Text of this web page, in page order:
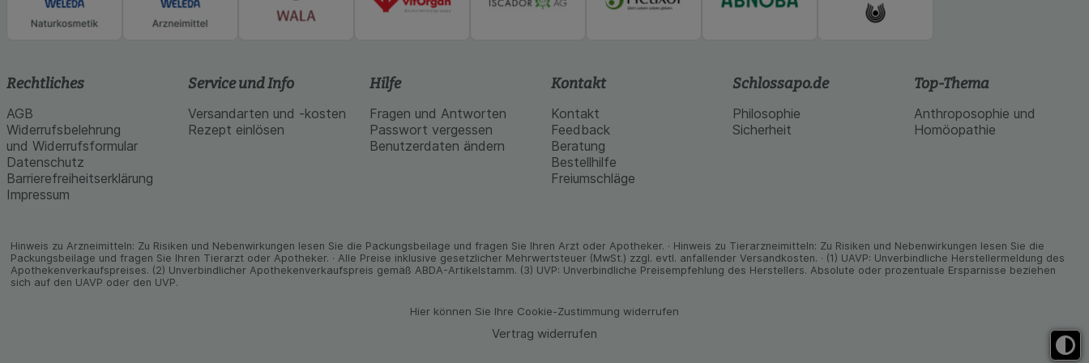
Rechtliches
AGB
Widerrufsbelehrung
und Widerrufsformular
Datenschutz
Barrierefreiheitserklärung
Impressum
Service und Info
Versandarten und -kosten
Rezept einlösen
Hilfe
Fragen und Antworten
Passwort vergessen
Benutzerdaten ändern
Kontakt
Kontakt
Feedback
Beratung
Bestellhilfe
Freiumschläge
Schlossapo.de
Philosophie
Sicherheit
Top-Thema
Anthroposophie und
Homöopathie
Hinweis zu Arzneimitteln: Zu Risiken und Neben­wirkungen lesen Sie die Packungs­beilage und fragen Sie Ihren Arzt oder Apo­theker. · Hinweis zu Tier­arz­nei­mitteln: Zu Risiken und Neben­wirkungen lesen Sie die
Packungs­beilage und fragen Sie Ihren Tier­arzt oder Apo­theker. · Alle Preise inklusive gesetz­licher Mehrwertsteuer (MwSt.) zzgl. evtl. anfallender Versand­kosten. · (1) UAVP: Unverbindliche Herstellermeldung des
Apothekenverkaufspreises. (2) Unverbindlicher Apothekenverkaufspreis gemäß ABDA-Artikelstamm. (3) UVP: Unverbindliche Preisempfehlung des Herstellers. Absolute oder prozentuale Ersparnisse beziehen
sich auf den UAVP oder den UVP.
Hier können Sie Ihre Cookie-Zustimmung widerrufen
Vertrag widerrufen